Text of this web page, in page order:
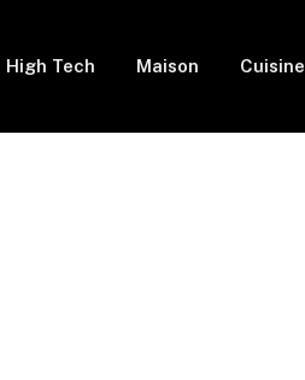
High Tech Maison Cuisine